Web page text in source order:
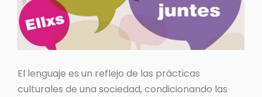
El lenguaje es un reflejo de las prácticas
culturales de una sociedad, condicionando las